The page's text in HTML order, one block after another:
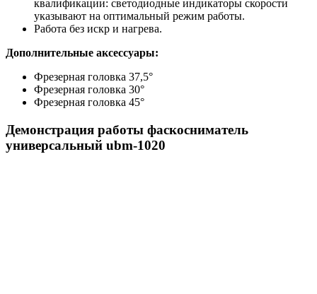
квалификации: светодиодные индикаторы скорости
указывают на оптимальный режим работы.
Работа без искр и нагрева.
Дополнительные аксессуары:
Фрезерная головка 37,5°
Фрезерная головка 30°
Фрезерная головка 45°
Демонстрация работы фаскосниматель
универсальный ubm-1020